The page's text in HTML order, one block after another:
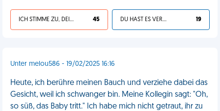
ICH STIMME ZU, DEIN LEBEN IST SCHEISSE 45 DU HAST ES VERDIENT 19
Unter melou586 - 19/02/2025 16:16
Heute, ich berühre meinen Bauch und verziehe dabei das
Gesicht, weil ich schwanger bin. Meine Kollegin sagt: "Oh,
so süß, das Baby tritt." Ich habe mich nicht getraut, ihr zu